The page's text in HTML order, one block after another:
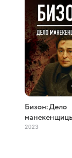
Бизон: Дело
2023